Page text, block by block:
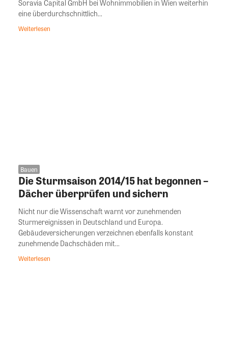
Soravia Capital GmbH bei Wohnimmobilien in Wien weiterhin
eine überdurchschnittlich...
Weiterlesen
Bauen
Die Sturmsaison 2014/15 hat begonnen –
Dächer überprüfen und sichern
Nicht nur die Wissenschaft warnt vor zunehmenden
Sturmereignissen in Deutschland und Europa.
Gebäudeversicherungen verzeichnen ebenfalls konstant
zunehmende Dachschäden mit...
Weiterlesen